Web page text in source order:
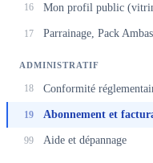
16 Mon profil public
17 Parrainage, Pack
ADMINISTRATIF
18 Conformité
19 Abonnement et
99 Aide et dépannage